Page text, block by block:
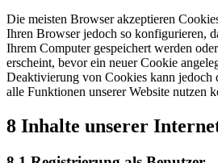
Die meisten Browser akzeptieren
Ihren Browser jedoch so konfigurieren,
Ihrem Computer gespeichert werden
erscheint, bevor ein neuer Cookie
Deaktivierung von Cookies kann jedoch
alle Funktionen unserer Website nutzen
8 Inhalte unserer